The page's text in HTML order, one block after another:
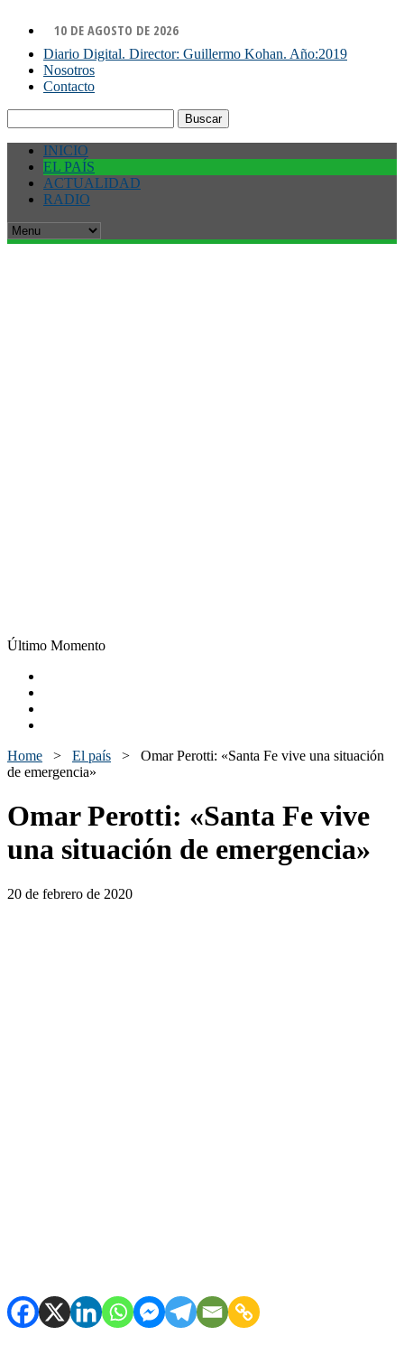
10 DE AGOSTO DE 2026
Diario Digital. Director: Guillermo Kohan. Año:2019
Nosotros
Contacto
INICIO
EL PAÍS
ACTUALIDAD
RADIO
Último Momento
Home > El país > Omar Perotti: «Santa Fe vive una situación
de emergencia»
Omar Perotti: «Santa Fe vive
una situación de emergencia»
20 de febrero de 2020